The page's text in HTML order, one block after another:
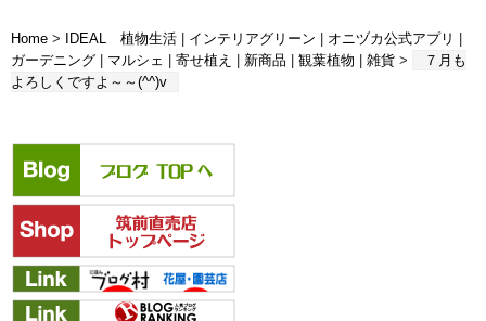
Home > IDEAL 植物生活 インテリアグリーン オニヅカ公式アプリ
ガーデニング
マルシェ 寄せ植え 新商品 観葉植物 雑貨 >
７月も
よろしくですよ～～(^^)v